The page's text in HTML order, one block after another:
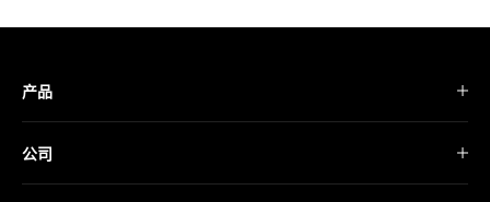
产品
公司